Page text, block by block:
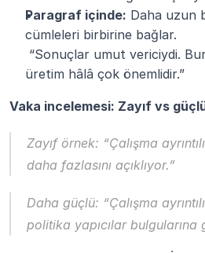
Paragraf içinde: Daha uzun
cümleleri birbirine bağlar.
üretim hâlâ çok önemlidir.”
Vaka incelemesi: Zayıf vs
Zayıf örnek: “Çalışma
daha fazlasını açıklıyor.”
Daha güçlü: “Çalışma
politika yapıcılar bulgularına